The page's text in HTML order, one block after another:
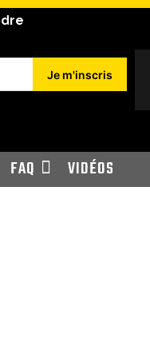
Je m'inscris
FAQ VIDÉOS